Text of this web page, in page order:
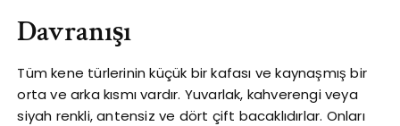
Davranışı
Tüm kene türlerinin küçük bir kafası ve kaynaşmış bir
orta ve arka kısmı vardır. Yuvarlak, kahverengi veya
siyah renkli, antensiz ve dört çift bacaklıdırlar. Onları